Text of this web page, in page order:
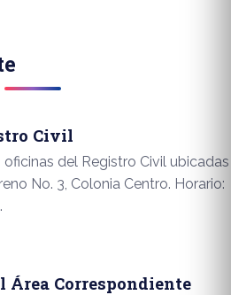
Civil
del Registro Civil ubicadas
No. 3, Colonia Centro. Horario:
Área Correspondiente